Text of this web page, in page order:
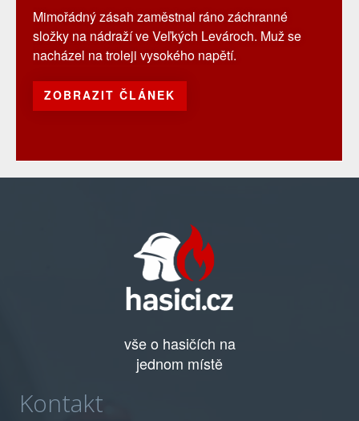
Mimořádný zásah zaměstnal ráno záchranné
složky na nádraží ve Veľkých Levároch. Muž se
nacházel na troleji vysokého napětí.
ZOBRAZIT ČLÁNEK
vše o hasičích na
jednom místě
Kontakt